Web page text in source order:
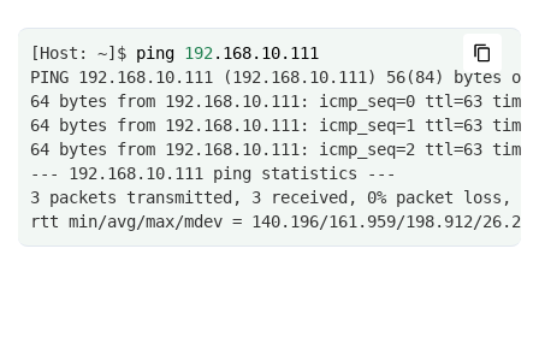
[Host: ~]$ ping 192
PING 192.168.10.111 (192.168.10.111) 56(84) bytes
64 bytes from 192.168.10.111: icmp_seq=0 ttl=63
64 bytes from 192.168.10.111: icmp_seq=1 ttl=63
64 bytes from 192.168.10.111: icmp_seq=2 ttl=63
--- 192.168.10.111 ping statistics ---
3 packets transmitted, 3 received, 0% packet loss,
rtt min/avg/max/mdev = 140.196/161.959/198.912/